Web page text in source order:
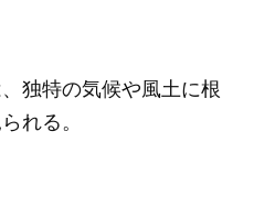
独特の気候や風土に根
れる。